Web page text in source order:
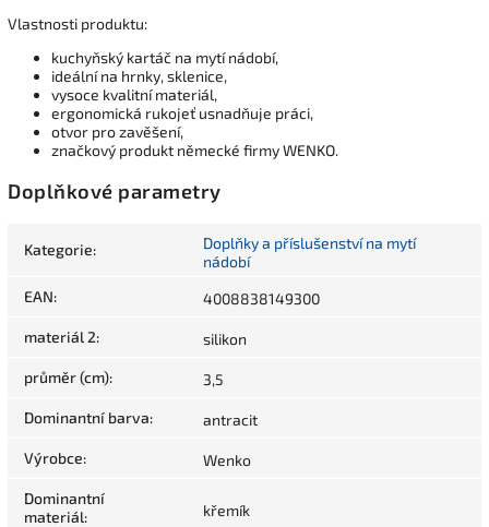
Vlastnosti produktu:
kuchyňský kartáč na mytí nádobí,
ideální na hrnky, sklenice,
vysoce kvalitní materiál,
ergonomická rukojeť usnadňuje práci,
otvor pro zavěšení,
značkový produkt německé firmy WENKO.
Doplňkové parametry
Kategorie:
Doplňky a příslušenství na mytí
nádobí
EAN: 4008838149300
materiál 2: silikon
průměr (cm): 3,5
Dominantní barva: antracit
Výrobce: Wenko
Dominantní
materiál: křemík